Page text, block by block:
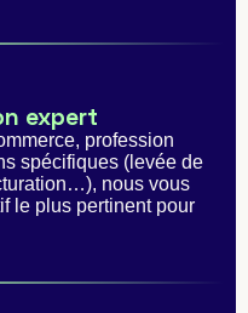
expert
profession
spécifiques (levée de
nous vous
le plus pertinent pour